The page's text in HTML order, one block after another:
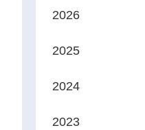
2026
2025
2024
2023